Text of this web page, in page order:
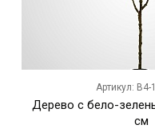
Артикул: B4-
Дерево с бело-
см